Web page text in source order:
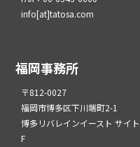
info[at]tatosa.com
福岡事務所
〒812-0027
福岡市博多区下川端町2-1
博多リバレインイースト サイ
F